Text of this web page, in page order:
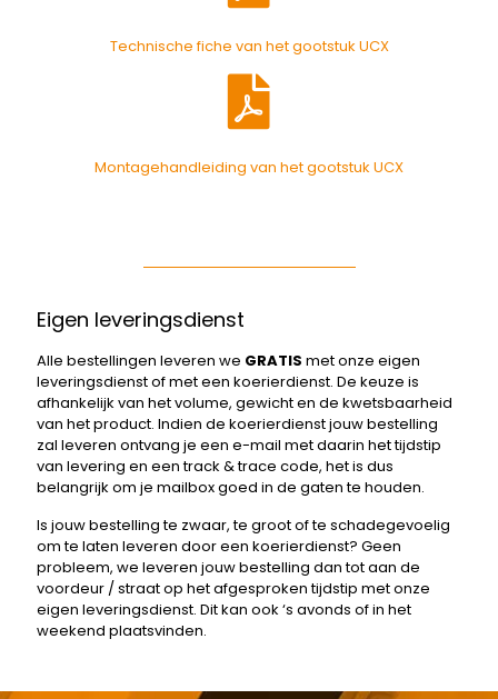
Technische fiche van het gootstuk UCX
Montagehandleiding van het gootstuk UCX
Eigen leveringsdienst
Alle bestellingen leveren we GRATIS met onze eigen
leveringsdienst of met een koerierdienst. De keuze is
afhankelijk van het volume, gewicht en de kwetsbaarheid
van het product. Indien de koerierdienst jouw bestelling
zal leveren ontvang je een e-mail met daarin het tijdstip
van levering en een track & trace code, het is dus
belangrijk om je mailbox goed in de gaten te houden.
Is jouw bestelling te zwaar, te groot of te schadegevoelig
om te laten leveren door een koerierdienst? Geen
probleem, we leveren jouw bestelling dan tot aan de
voordeur / straat op het afgesproken tijdstip met onze
eigen leveringsdienst. Dit kan ook ‘s avonds of in het
weekend plaatsvinden.